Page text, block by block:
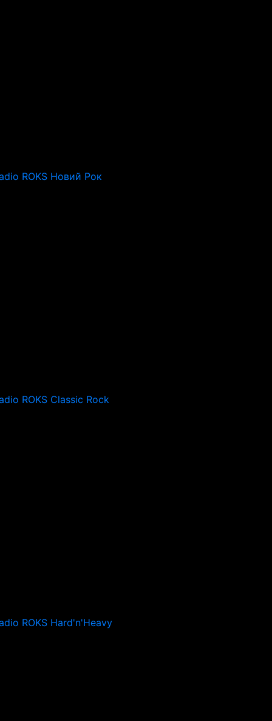
ROKS Новий Рок
ROKS Classic Rock
ROKS Hard'n'Heavy